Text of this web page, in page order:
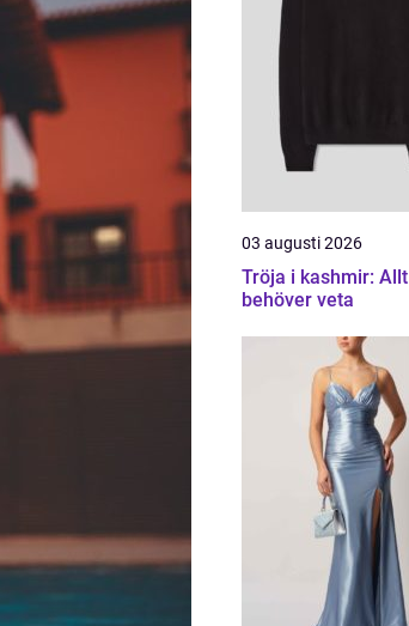
03 augusti 2026
Tröja i kashmir:
behöver veta